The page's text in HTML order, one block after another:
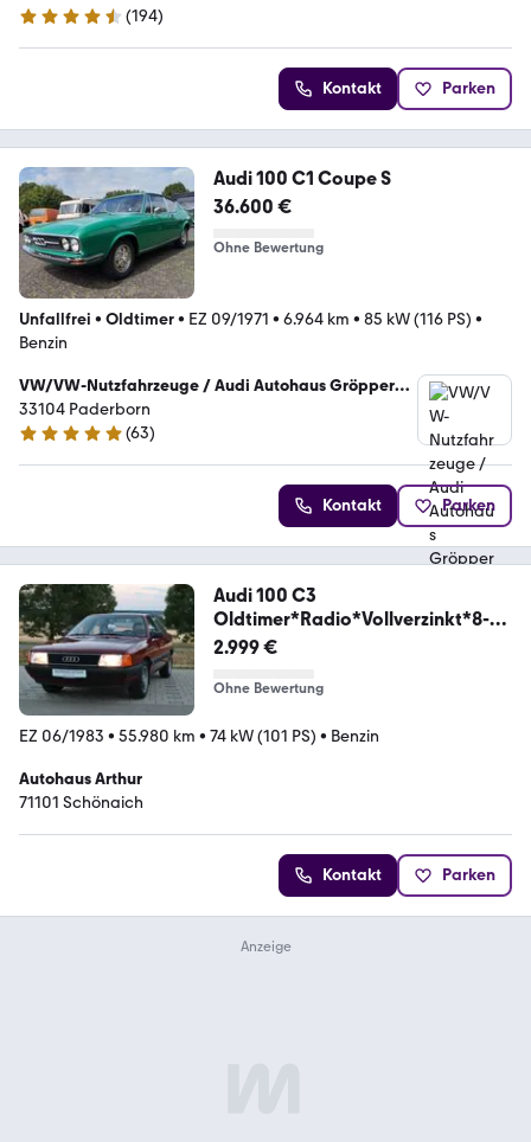
4.6 Sterne
(194)
Kontakt Parken
Audi 100 C1 Coupe S
36.600 €
Ohne Bewertung
Unfallfrei • Oldtimer• EZ 09/1971 • 6.964 km • 85 kW (116 PS) •
Benzin
VW/VW-Nutzfahrzeuge / Audi Autohaus Gröpper
GmbH
33104 Paderborn
5 Sterne
(63)
Kontakt Parken
Audi 100 C3
Oldtimer*Radio*Vollverzinkt*8-
Bereift
2.999 €
Ohne Bewertung
EZ 06/1983 • 55.980 km • 74 kW (101 PS) • Benzin
Autohaus Arthur
71101 Schönaich
Kontakt Parken